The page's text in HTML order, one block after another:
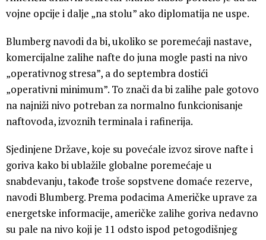
vojne opcije i dalje „na stolu” ako diplomatija ne uspe.
Blumberg navodi da bi, ukoliko se poremećaji nastave,
komercijalne zalihe nafte do juna mogle pasti na nivo
„operativnog stresa”, a do septembra dostići
„operativni minimum”. To znači da bi zalihe pale gotovo
na najniži nivo potreban za normalno funkcionisanje
naftovoda, izvoznih terminala i rafinerija.
Sjedinjene Države, koje su povećale izvoz sirove nafte i
goriva kako bi ublažile globalne poremećaje u
snabdevanju, takođe troše sopstvene domaće rezerve,
navodi Blumberg. Prema podacima Američke uprave za
energetske informacije, američke zalihe goriva nedavno
su pale na nivo koji je 11 odsto ispod petogodišnjeg